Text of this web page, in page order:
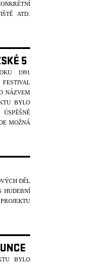
ATD.
5
1991
FESTIVAL
NÁZVEM
BYLO
MOŽNÁ
DĚL
HUDEBNÍ
BYLO